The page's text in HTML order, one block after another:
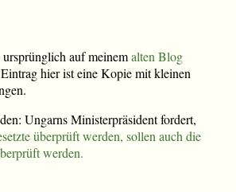
auf meinemalten Blog
hier ist eine Kopie mit kleinen
Ungarns Ministerpräsident fordert,
überprüft werden, sollen auch die
werden.